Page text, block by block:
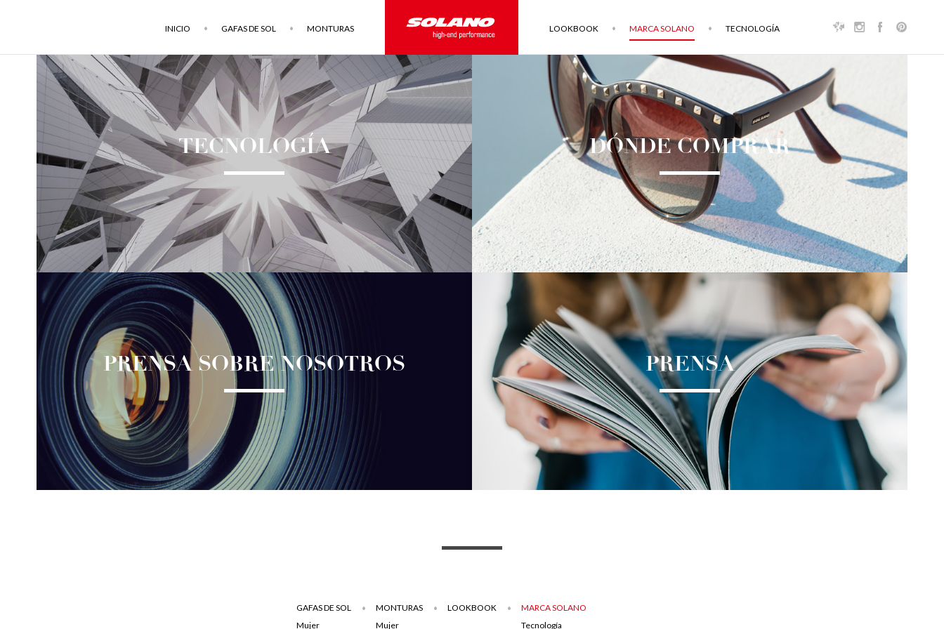
INICIO GAFAS DE SOL MONTURAS LOOKBOOK MARCA SOLANO TECNOLOGÍA
TECNOLOGÍA DÓNDE COMPRAR
PRENSA SOBRE NOSOTROS PRENSA
GAFAS DE SOL
Mujer
MONTURAS
Mujer
LOOKBOOK
MARCA SOLANO
Tecnología